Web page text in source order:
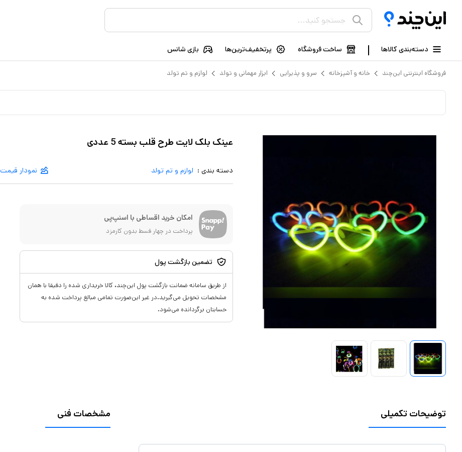
دسته‌بندی کالاها ساخت فروشگاه پرتخفیف‌ترین‌ها بازی شانس
فروشگاه اینترنتی این‌چند خانه و آشپزخانه سرو و پذیرایی ابزار مهمانی و تولد لوازم و تم تولد
عینک بلک لایت طرح قلب بسته 5 عددی
دسته بندی : لوازم و تم تولد نمودار قیمت
امکان خرید اقساطی با اسنپ‌پی
پرداخت در چهار قسط بدون کارمزد
تضمین بازگشت پول
از طریق سامانه ضمانت بازگشت پول این‌چند، کالا خریداری شده را دقیقا با همان
مشخصات تحویل می‌گیرید.در غیر این‌صورت تمامی مبالغ پرداخت شده به
حسابتان برگردانده می‌شود.
توضیحات تکمیلی مشخصات فنی